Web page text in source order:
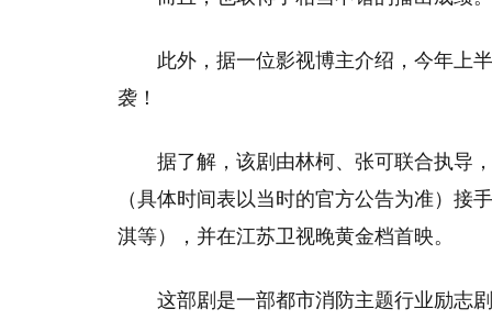
此外，据一位影视博主介绍，今年上
袭！
据了解，该剧由林柯、张可联合执导
（具体时间表以当时的官方公告为准）接
淇等），并在江苏卫视晚黄金档首映。
这部剧是一部都市消防主题行业励志